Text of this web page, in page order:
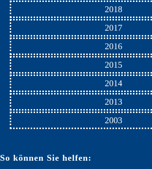
2018
2017
2016
2015
2014
2013
2003
So können Sie helfen: